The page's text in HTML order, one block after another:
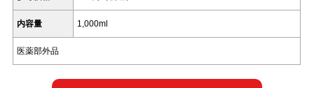
内容量 1,000ml
医薬部外品